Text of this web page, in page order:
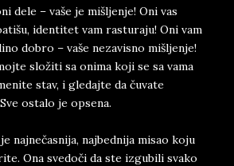
dele – vaše je mišljenje! Oni vas
identitet vam rasturaju! Oni vam
dobro – vaše nezavisno mišljenje!
složiti sa onima koji se sa vama
stav, i gledajte da čuvate
ostalo je opsena.
najnečasnija, najbednija misao koju
Ona svedoči da ste izgubili svako